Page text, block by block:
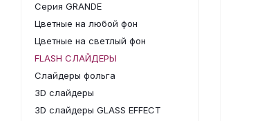
Серия GRANDE
Цветные на любой фон
Цветные на светлый фон
FLASH СЛАЙДЕРЫ
Слайдеры фольга
3D слайдеры
3D слайдеры GLASS EFFECT